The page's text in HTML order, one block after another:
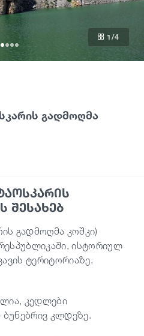
გადმოღმა
1 /4
შესახებ
გადმოღმა კოშკი)
ისტორიულ
ტერიტორიაზე.
კედლები
კლდეზე.